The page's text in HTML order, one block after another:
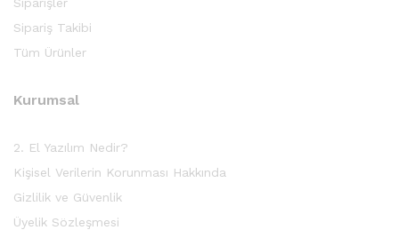
Sipariş Takibi
Tüm Ürünler
Kurumsal
2. El Yazılım Nedir?
Kişisel Verilerin Korunması Hakkında
Gizlilik ve Güvenlik
Üyelik Sözleşmesi